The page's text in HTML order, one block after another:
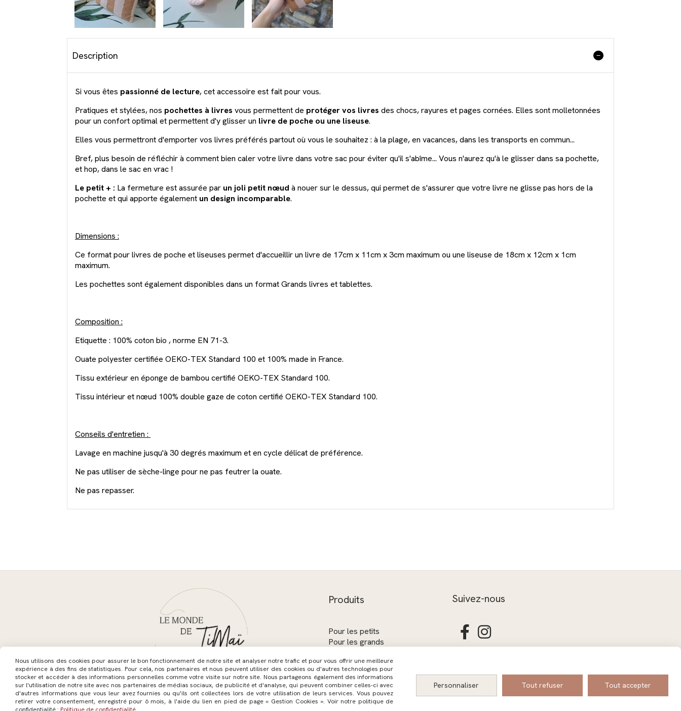
Description
Si vous êtes passionné de lecture, cet accessoire est fait pour vous.
Pratiques et stylées, nos pochettes à livres vous permettent de protéger vos livres des chocs, rayures et pages cornées. Elles sont molletonnées
pour un confort optimal et permettent d'y glisser un livre de poche ou une liseuse.
Elles vous permettront d'emporter vos livres préférés partout où vous le souhaitez : à la plage, en vacances, dans les transports en commun...
Bref, plus besoin de réfléchir à comment bien caler votre livre dans votre sac pour éviter qu'il s'abîme... Vous n'aurez qu'à le glisser dans sa pochette,
et hop, dans le sac en vrac !
Le petit + : La fermeture est assurée par un joli petit nœud à nouer sur le dessus, qui permet de s'assurer que votre livre ne glisse pas hors de la
pochette et qui apporte également un design incomparable.
Dimensions :
Ce format pour livres de poche et liseuses permet d'accueillir un livre de 17cm x 11cm x 3cm maximum ou une liseuse de 18cm x 12cm x 1cm
maximum.
Les pochettes sont également disponibles dans un format Grands livres et tablettes.
Composition :
Etiquette : 100% coton bio , norme EN 71-3.
Ouate polyester certifiée OEKO-TEX Standard 100 et 100% made in France.
Tissu extérieur en éponge de bambou certifié OEKO-TEX Standard 100.
Tissu intérieur et nœud 100% double gaze de coton certifié OEKO-TEX Standard 100.
Conseils d'entretien :
Lavage en machine jusqu'à 30 degrés maximum et en cycle délicat de préférence.
Ne pas utiliser de sèche-linge pour ne pas feutrer la ouate.
Ne pas repasser.
Produits
Pour les petits
Pour les grands
Coffrets cadeaux
Carte cadeau
Suivez-nous
 
Mentions Légales
Nous utilisons des cookies pour assurer le bon fonctionnement de notre site et analyser notre trafic et pour vous offrir une meilleure
expérience à des fins de statistiques. Pour cela, nos partenaires et nous peuvent utiliser des cookies ou d'autres technologies pour
stocker et accéder à des informations personnelles comme votre visite sur notre site. Nous partageons également des informations
sur l'utilisation de notre site avec nos partenaires de médias sociaux, de publicité et d'analyse, qui peuvent combiner celles-ci avec
d'autres informations que vous leur avez fournies ou qu'ils ont collectées lors de votre utilisation de leurs services. Vous pouvez
retirer votre consentement, enregistré pour 6 mois, à l'aide du lien en pied de page « Gestion Cookies ». Voir notre politique de
Personnaliser Tout refuser Tout accepter